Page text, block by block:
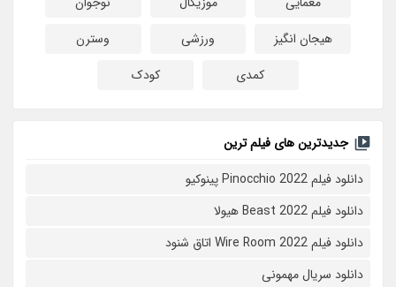
هیجان انگیز
ورزشی
وسترن
کمدی
کودک
جدیدترین های فیلم ترین
دانلود فیلم Pinocchio 2022 پینوکیو
دانلود فیلم Beast 2022 هیولا
دانلود فیلم Wire Room 2022 اتاق شنود
دانلود سریال مهمونی